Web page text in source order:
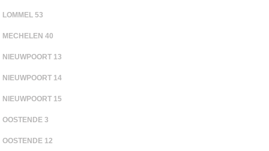
LOMMEL 53
MECHELEN 40
NIEUWPOORT 13
NIEUWPOORT 14
NIEUWPOORT 15
OOSTENDE 3
OOSTENDE 12